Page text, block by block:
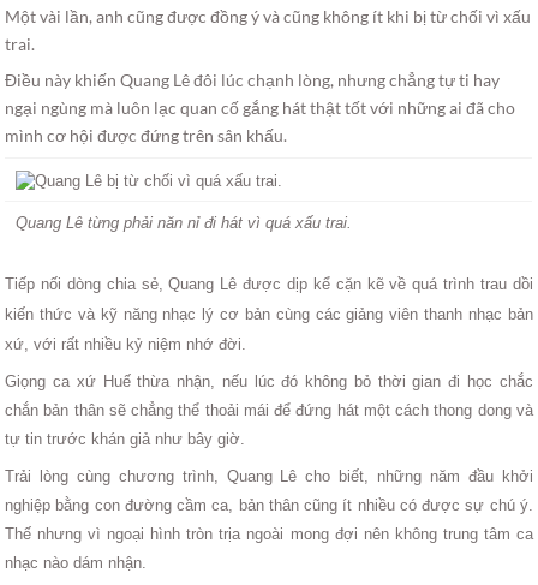
Một vài lần, anh cũng được đồng ý và cũng không ít khi bị từ chối vì xấu
trai.
Điều này khiến Quang Lê đôi lúc chạnh lòng, nhưng chẳng tự ti hay
ngại ngùng mà luôn lạc quan cố gắng hát thật tốt với những ai đã cho
mình cơ hội được đứng trên sân khấu.
Quang Lê từng phải năn nỉ đi hát vì quá xấu trai.
Tiếp nối dòng chia sẻ, Quang Lê được dịp kể cặn kẽ về quá trình trau dồi
kiến thức và kỹ năng nhạc lý cơ bản cùng các giảng viên thanh nhạc bản
xứ, với rất nhiều kỷ niệm nhớ đời.
Giọng ca xứ Huế thừa nhận, nếu lúc đó không bỏ thời gian đi học chắc
chắn bản thân sẽ chẳng thể thoải mái để đứng hát một cách thong dong và
tự tin trước khán giả như bây giờ.
Trải lòng cùng chương trình, Quang Lê cho biết, những năm đầu khởi
nghiệp bằng con đường cầm ca, bản thân cũng ít nhiều có được sự chú ý.
Thế nhưng vì ngoại hình tròn trịa ngoài mong đợi nên không trung tâm ca
nhạc nào dám nhận.